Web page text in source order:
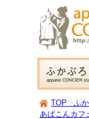
TOP
ふ
あぱこんカフ